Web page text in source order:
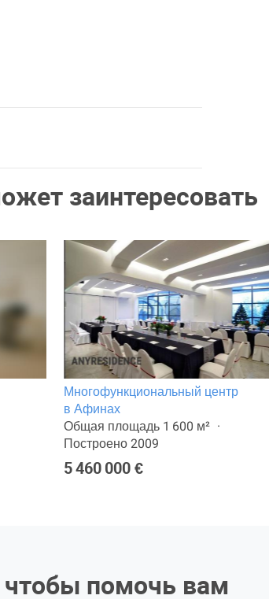
заинтересовать
Многофункциональный центр
в Афинах
Общая площадь 1 600 м²
Построено 2009
5 460 000 €
помочь вам